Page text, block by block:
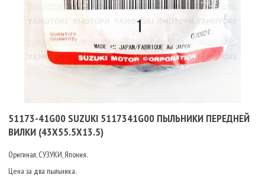
51173-41G00 SUZUKI 5117341G00 ПЫЛЬНИКИ ПЕРЕДНЕЙ
ВИЛКИ (43Х55.5Х13.5)
Оригинал, СУЗУКИ, Япония.
Цена за два пыльника.